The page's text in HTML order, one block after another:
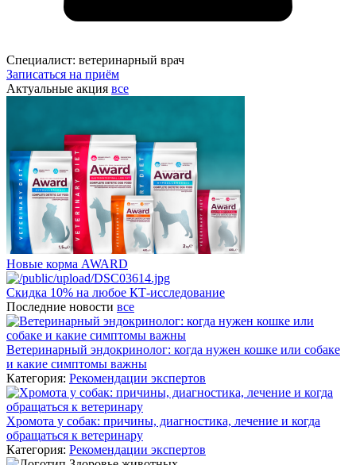
Специалист: ветеринарный врач
Записаться на приём
Актуальные акция все
Новые корма AWARD
Скидка 10% на любое КТ-исследование
Последние новости все
Ветеринарный эндокринолог: когда нужен кошке или собаке
и какие симптомы важны
Категория: Рекомендации экспертов
Хромота у собак: причины, диагностика, лечение и когда
обращаться к ветеринару
Категория: Рекомендации экспертов